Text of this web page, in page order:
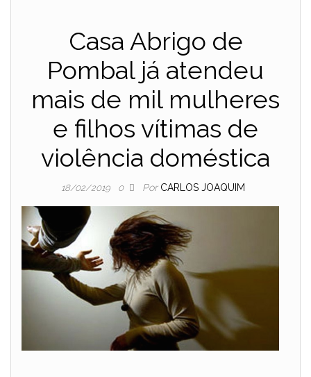
Casa Abrigo de
Pombal já atendeu
mais de mil mulheres
e filhos vítimas de
violência doméstica
18/02/2019 0 Por CARLOS JOAQUIM